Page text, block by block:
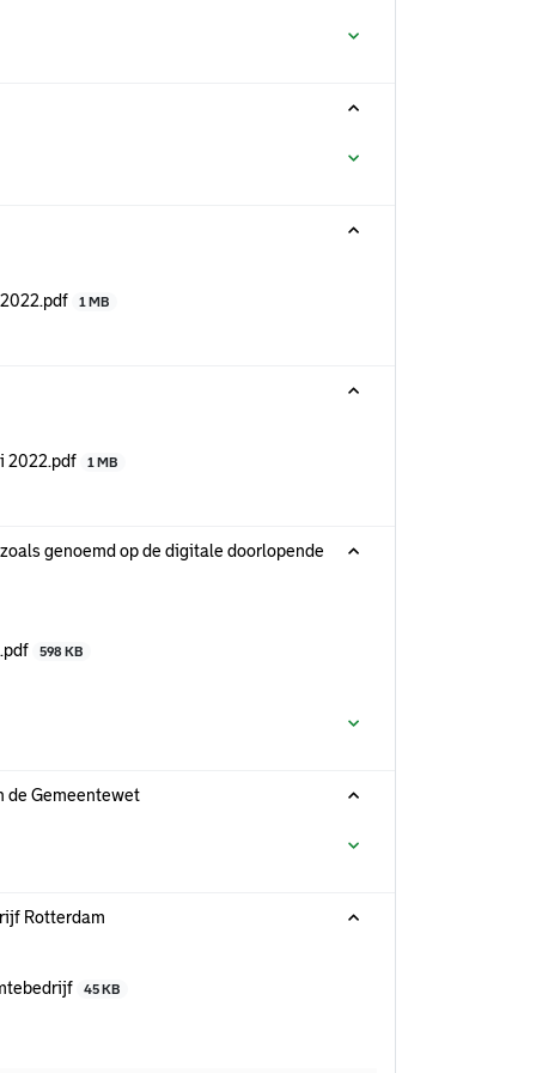
1 MB
2022.pdf 1 MB
genoemd op de digitale doorlopende
598 KB
de Gemeentewet
Rotterdam
45 KB